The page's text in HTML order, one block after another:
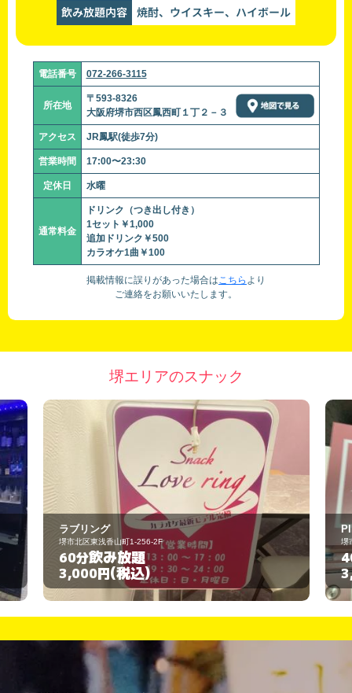
飲み放題内容 焼酎、ウイスキー、ハイボール
電話番号 072-266-3115
所在地
〒593-8326
大阪府堺市西区鳳西町１丁２－３
アクセス JR鳳駅(徒歩7分)
営業時間 17:00〜23:30
定休日 水曜
通常料金
ドリンク（つき出し付き）
1セット￥1,000
追加ドリンク￥500
カラオケ1曲￥100
掲載情報に誤りがあった場合はこちら より
ご連絡をお願いいたします。
堺エリアのスナック
PINK MONSTER
堺市堺区翁橋町1丁2-9
40分飲み放題
3,000円(税込)